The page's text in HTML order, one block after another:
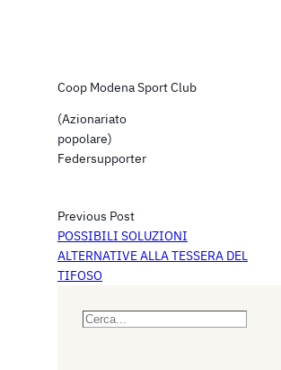
Coop Modena Sport Club
(Azionariato
Federsupporter
Previous Post
POSSIBILI SOLUZIONI
ALTERNATIVE ALLA TESSERA DEL
TIFOSO
S